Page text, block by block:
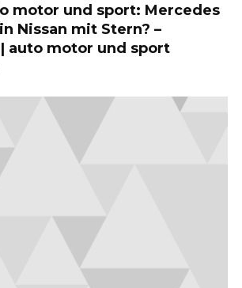
motor und sport: Mercedes
Nissan mit Stern? –
auto motor und sport